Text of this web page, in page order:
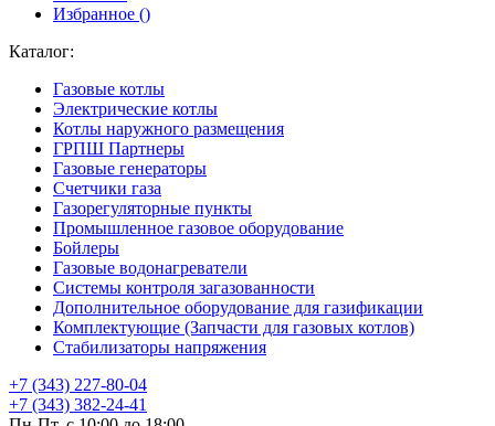
Избранное ()
Каталог:
Газовые котлы
Электрические котлы
Котлы наружного размещения
ГРПШ Партнеры
Газовые генераторы
Счетчики газа
Газорегуляторные пункты
Промышленное газовое оборудование
Бойлеры
Газовые водонагреватели
Системы контроля загазованности
Дополнительное оборудование для газификации
Комплектующие (Запчасти для газовых котлов)
Стабилизаторы напряжения
+7 (343) 227-80-04
+7 (343) 382-24-41